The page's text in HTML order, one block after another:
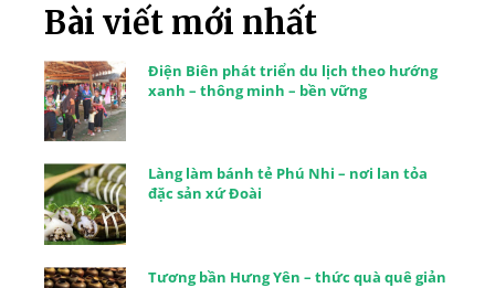
Bài viết mới nhất
Điện Biên phát triển du lịch theo hướng
xanh – thông minh – bền vững
Làng làm bánh tẻ Phú Nhi – nơi lan tỏa
đặc sản xứ Đoài
Tương bần Hưng Yên – thức quà quê giản